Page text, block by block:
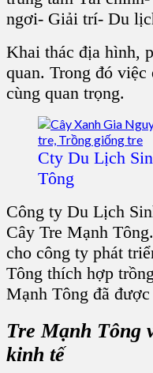
ngơi- Giải trí- Du
Khai thác địa hình,
quan. Trong đó việc
cùng quan trọng.
Cty Du Lịch
Tông
Công ty Du Lịch
Cây Tre Mạnh Tông
cho công ty phát
Tông thích hợp
Mạnh Tông đã
Tre Mạnh Tông
kinh tế